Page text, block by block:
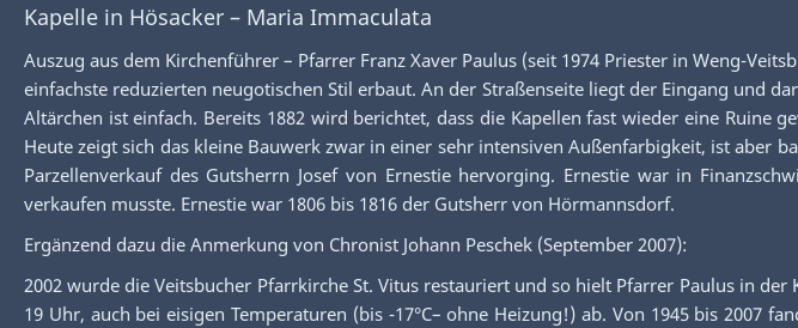
Kapelle in Hösacker – Maria Immaculata
Auszug aus dem Kirchenführer – Pfarrer Franz Xaver Paulus (seit 1974 Priester in Weng-
einfachste reduzierten neugotischen Stil erbaut. An der Straßenseite liegt der Eingang und
Altärchen ist einfach. Bereits 1882 wird berichtet, dass die Kapellen fast wieder eine Ruine
Heute zeigt sich das kleine Bauwerk zwar in einer sehr intensiven Außenfarbigkeit, ist aber
Parzellenverkauf des Gutsherrn Josef von Ernestie hervorging. Ernestie war in
verkaufen musste. Ernestie war 1806 bis 1816 der Gutsherr von Hörmannsdorf.
Ergänzend dazu die Anmerkung von Chronist Johann Peschek (September 2007):
2002 wurde die Veitsbucher Pfarrkirche St. Vitus restauriert und so hielt Pfarrer Paulus in
19 Uhr, auch bei eisigen Temperaturen (bis -17°C– ohne Heizung!) ab. Von 1945 bis 2007